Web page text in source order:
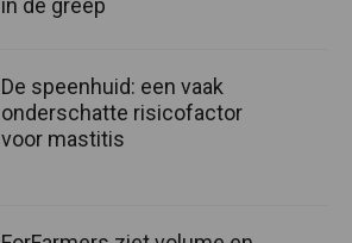
in de greep
De speenhuid: een vaak
onderschatte risicofactor
voor mastitis